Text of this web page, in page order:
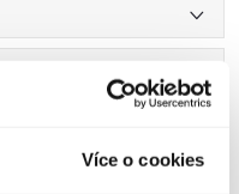
Více o cookies